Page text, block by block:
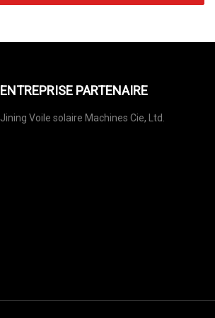
ENTREPRISE PARTENAIRE
Jining Voile solaire Machines Cie, Ltd.